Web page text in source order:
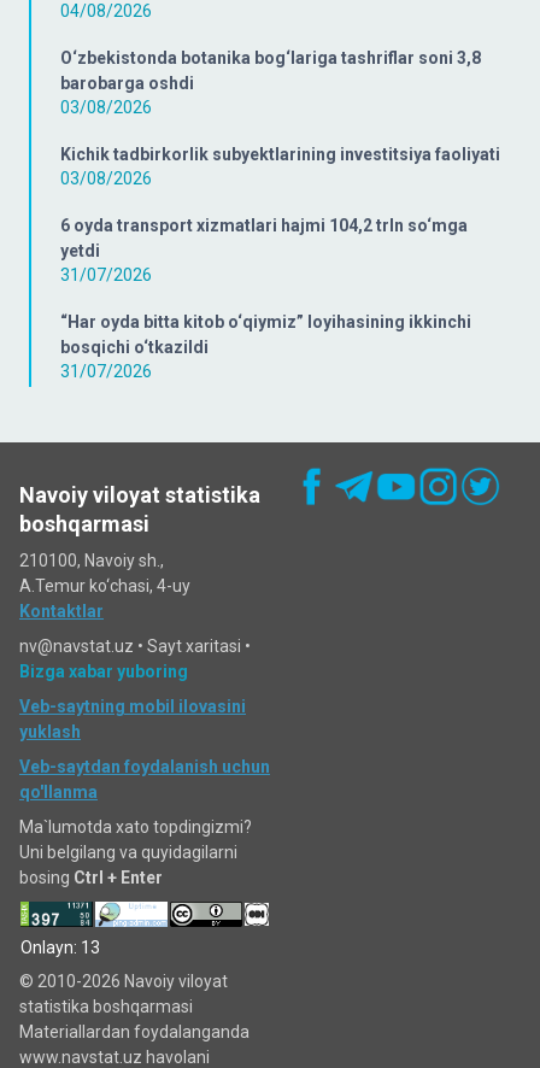
04/08/2026
O‘zbekistonda botanika bog‘lariga tashriflar soni 3,8
barobarga oshdi
03/08/2026
Kichik tadbirkorlik subyektlarining investitsiya faoliyati
03/08/2026
6 oyda transport xizmatlari hajmi 104,2 trln so‘mga
yetdi
31/07/2026
“Har oyda bitta kitob o‘qiymiz” loyihasining ikkinchi
bosqichi o‘tkazildi
31/07/2026
Navoiy viloyat statistika
boshqarmasi
210100, Navoiy sh.,
A.Temur ko‘chаsi, 4-uy
Kontaktlar
nv@navstat.uz • Sayt xaritasi •
Bizga xabar yuboring
Veb-saytning mobil ilovasini
yuklash
Veb-saytdan foydalanish uchun
qo'llanma
Ma`lumotda xato topdingizmi?
Uni belgilang va quyidagilarni
bosing Ctrl + Enter
Onlayn: 13
© 2010-2026 Navoiy viloyat
statistika boshqarmasi
Materiallardan foydalanganda
www.navstat.uz havolani